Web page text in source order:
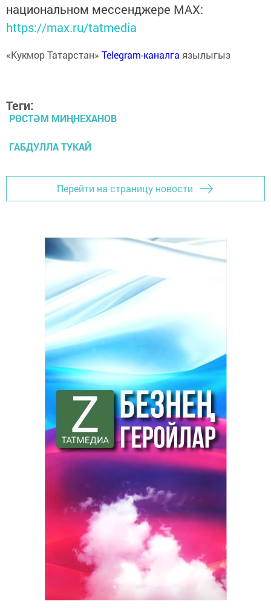
национальном мессенджере MАХ:
https://max.ru/tatmedia
«Кукмор Татарстан» Telegram-каналга язылыгыз
Теги:
РӨСТӘМ МИҢНЕХАНОВ
ГАБДУЛЛА ТУКАЙ
Перейти на страницу новости